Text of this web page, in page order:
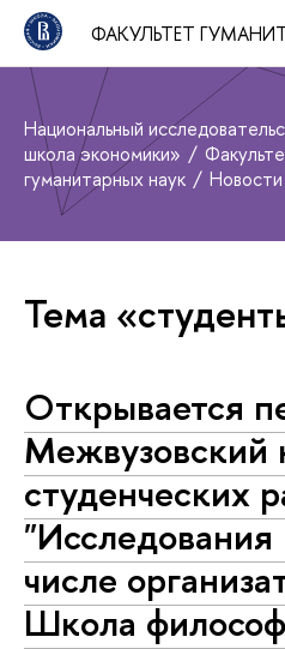
ФАКУЛЬТЕТ
Национальный
школа экономики»
гуманитарных наук
Новости
Тема
Открывается
Межвузовский
студенческих
"Исследования
числе
Школа